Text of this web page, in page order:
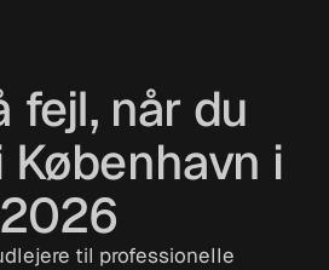
fejl, når du
København i
2026
til professionelle